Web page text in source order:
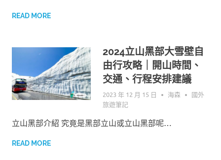
READ MORE
2024立山黑部大雪壁自
由行攻略｜開山時間、
交通、行程安排建議
2023 年 12 月 15 日 海森
國外
旅遊筆記
立山黑部介紹 究竟是黑部立山或立山黑部呢…
READ MORE